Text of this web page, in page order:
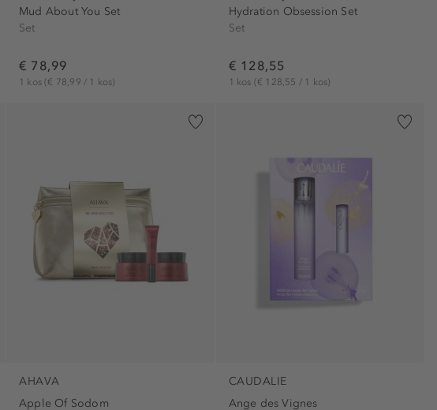
Mud About You Set
Set
€ 78,99
1 kos(€ 78,99 / 1 kos)
Hydration Obsession Set
Set
€ 128,55
1 kos (€ 128,55 / 1 kos)
AHAVA
Apple Of Sodom
CAUDALIE
Ange des Vignes